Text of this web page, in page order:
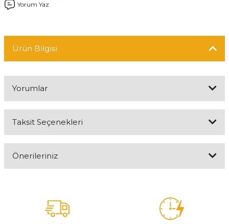
Yorum Yaz
Ürün Bilgisi
Yorumlar
Taksit Seçenekleri
Önerileriniz
tarafımıza iletebilirsiniz.
Görüş ve önerileriniz için teşekkür ederiz.